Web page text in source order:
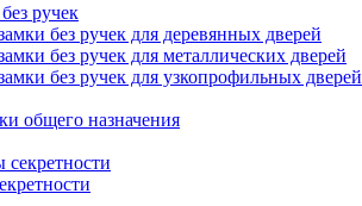
ручек
без ручек для деревянных дверей
без ручек для металлических дверей
без ручек для узкопрофильных дверей
общего назначения